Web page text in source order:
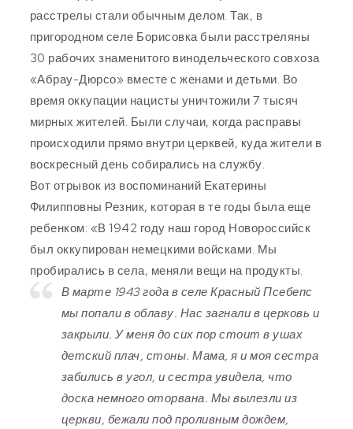
расстрелы стали обычным делом. Так, в
пригородном селе Борисовка были расстреляны
30 рабочих знаменитого винодельческого совхоза
«Абрау-Дюрсо» вместе с женами и детьми. Во
время оккупации нацисты уничтожили 7 тысяч
мирных жителей. Были случаи, когда расправы
происходили прямо внутри церквей, куда жители в
воскресный день собирались на службу.
Вот отрывок из воспоминаний Екатерины
Филипповны Резник, которая в те годы была еще
ребенком: «В 1942 году наш город Новороссийск
был оккупирован немецкими войсками. Мы
пробирались в села, меняли вещи на продукты.
В марте 1943 года в селе Красный Псебепс
мы попали в облаву. Нас загнали в церковь и
закрыли. У меня до сих пор стоит в ушах
детский плач, стоны. Мама, я и моя сестра
забились в угол, и сестра увидела, что
доска немного оторвана. Мы вылезли из
церкви, бежали под проливным дождем,